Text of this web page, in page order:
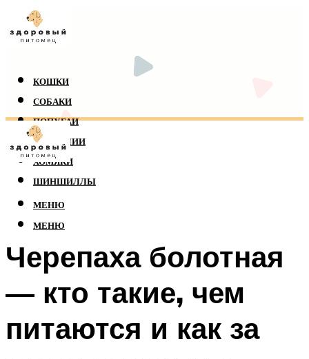
КОШКИ
СОБАКИ
ПОПУГАИ
РЕПТИЛИИ
ХОМЯКИ
ШИНШИЛЛЫ
МЕНЮ
МЕНЮ
Черепаха болотная
— кто такие, чем
питаются и как за